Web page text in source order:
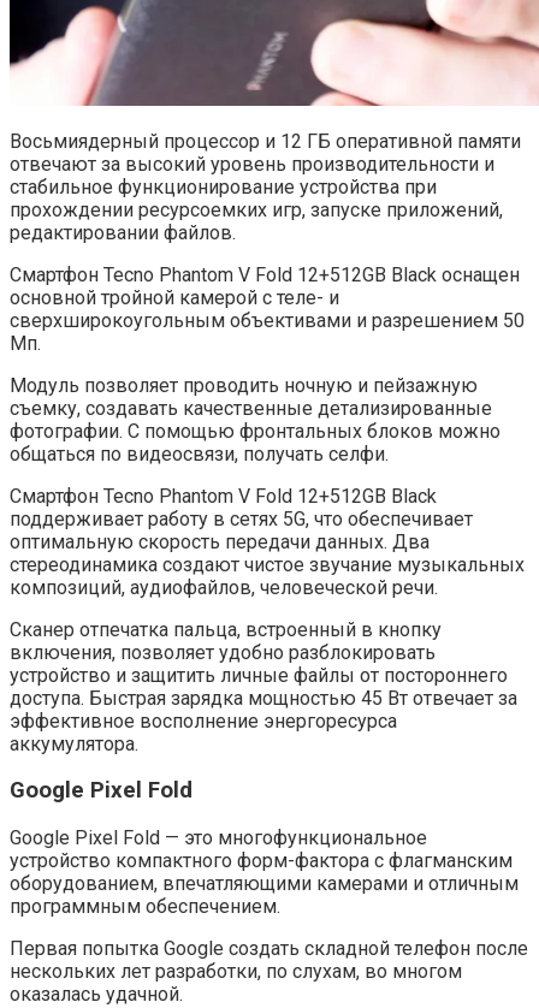
Восьмиядерный процессор и 12 ГБ оперативной памяти
отвечают за высокий уровень производительности и
стабильное функционирование устройства при
прохождении ресурсоемких игр, запуске приложений,
редактировании файлов.
Смартфон Tecno Phantom V Fold 12+512GB Black оснащен
основной тройной камерой с теле- и
сверхширокоугольным объективами и разрешением 50
Мп.
Модуль позволяет проводить ночную и пейзажную
съемку, создавать качественные детализированные
фотографии. С помощью фронтальных блоков можно
общаться по видеосвязи, получать селфи.
Смартфон Tecno Phantom V Fold 12+512GB Black
поддерживает работу в сетях 5G, что обеспечивает
оптимальную скорость передачи данных. Два
стереодинамика создают чистое звучание музыкальных
композиций, аудиофайлов, человеческой речи.
Сканер отпечатка пальца, встроенный в кнопку
включения, позволяет удобно разблокировать
устройство и защитить личные файлы от постороннего
доступа. Быстрая зарядка мощностью 45 Вт отвечает за
эффективное восполнение энергоресурса
аккумулятора.
Google Pixel Fold
Google Pixel Fold — это многофункциональное
устройство компактного форм-фактора с флагманским
оборудованием, впечатляющими камерами и отличным
программным обеспечением.
Первая попытка Google создать складной телефон после
нескольких лет разработки, по слухам, во многом
оказалась удачной.